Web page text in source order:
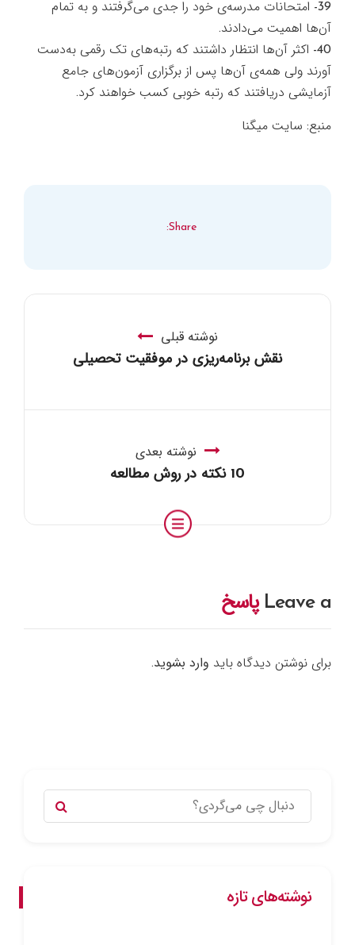
39- امتحانات مدرسه‌ي خود را جدي مي‌گرفتند و به تمام
آن‌ها اهميت مي‌دادند.
40- اكثر آن‌ها انتظار داشتند كه رتبه‌هاي تك رقمي به‌دست
آورند ولي همه‌ي آن‌ها پس از برگزاري آزمون‌هاي جامع
آزمايشي دريافتند كه رتبه خوبي كسب خواهند كرد.
منبع: سايت ميگنا
Share:
نوشته قبلی
نقش برنامه‌ریزی در موفقیت تحصیلی
نوشته بعدی
10 نکته در روش مطالعه
Leave a پاسخ
برای نوشتن دیدگاه باید وارد بشوید.
نوشته‌های تازه